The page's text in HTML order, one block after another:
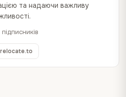
та надаючи важливу
підписників
relocate.to